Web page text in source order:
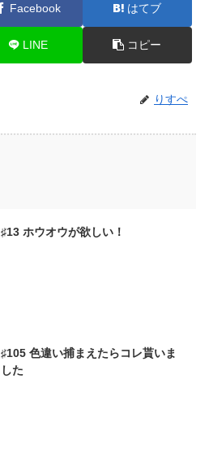
Facebook はてブ
LINE コピー
りすぺ
♯13 ホウオウが欲しい！
♯105 色違い捕まえたらコレ貰いま
した